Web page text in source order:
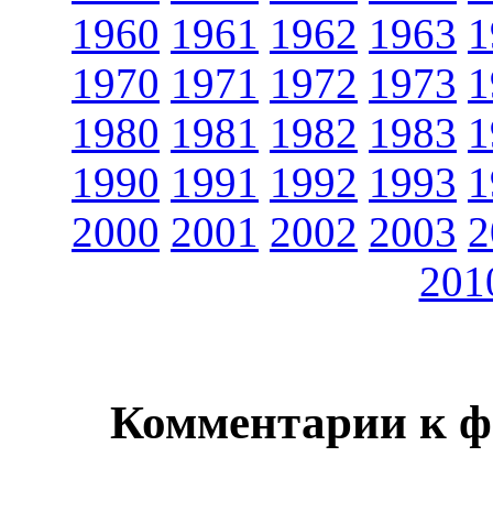
1960 1961 1962 1963
1970 1971 1972 1973
1980 1981 1982 1983
1990 1991 1992 1993
2000 2001 2002 2003
Комментарии к